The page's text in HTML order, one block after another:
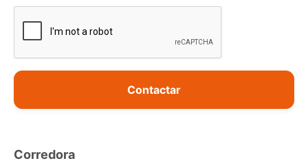
Contactar
Corredora